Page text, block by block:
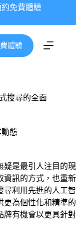
免費體驗
體驗
搜尋的全面
態
疑是最引人注目的現
資訊的方式，也重新
尋利用先進的人工智
更為個性化和精準的
牌有機會以更具針對